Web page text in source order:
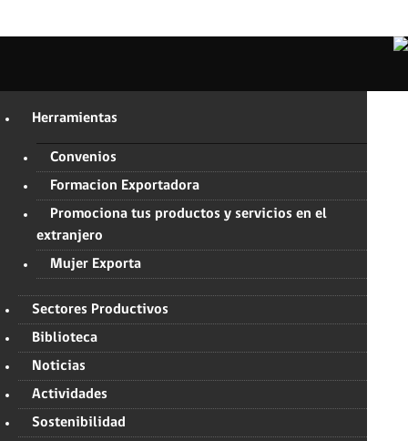
Herramientas
Convenios
Formacion Exportadora
Promociona tus productos y servicios en el
extranjero
Mujer Exporta
Sectores Productivos
Biblioteca
Noticias
Actividades
Sostenibilidad